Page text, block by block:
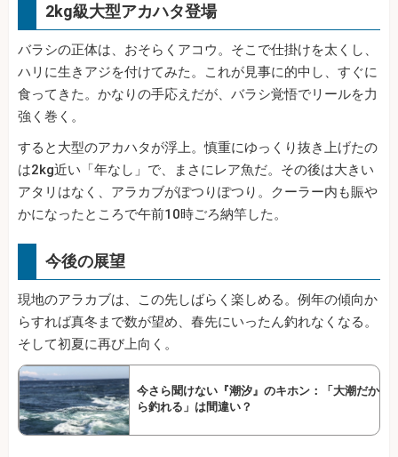
2kg級大型アカハタ登場
バラシの正体は、おそらくアコウ。そこで仕掛けを太くし、
ハリに生きアジを付けてみた。これが見事に的中し、すぐに
食ってきた。かなりの手応えだが、バラシ覚悟でリールを力
強く巻く。
すると大型のアカハタが浮上。慎重にゆっくり抜き上げたの
は2kg近い「年なし」で、まさにレア魚だ。その後は大きい
アタリはなく、アラカブがぽつりぽつり。クーラー内も賑や
かになったところで午前10時ごろ納竿した。
今後の展望
現地のアラカブは、この先しばらく楽しめる。例年の傾向か
らすれば真冬まで数が望め、春先にいったん釣れなくなる。
そして初夏に再び上向く。
今さら聞けない『潮汐』のキホン：「大潮だか
ら釣れる」は間違い？